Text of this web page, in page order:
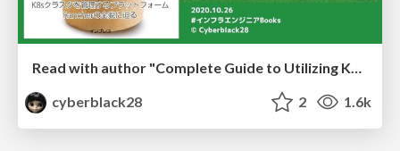
Read with author "Complete Guide to Utilizing Kubernetes by Rancher"
cyberblack28
2 1.6k